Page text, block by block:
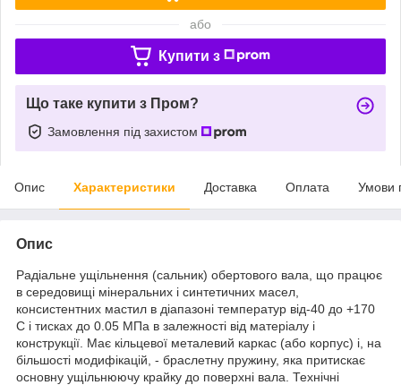
або
Купити з
Що таке купити з Пром?
Замовлення під захистом
Опис Характеристики Доставка Оплата Умови
Опис
Радіальне ущільнення (сальник) обертового вала, що працює
в середовищі мінеральних і синтетичних масел,
консистентних мастил в діапазоні температур від-40 до +170
С і тисках до 0.05 МПа в залежності від матеріалу і
конструкції. Має кільцевої металевий каркас (або корпус) і, на
більшості модифікацій, - браслетну пружину, яка притискає
основну ущільнюючу крайку до поверхні вала. Технічні